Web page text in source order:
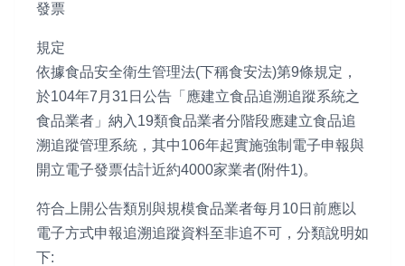
發票
規定
依據食品安全衛生管理法(下稱食安法)第9條規定，
於104年7月31日公告「應建立食品追溯追蹤系統之
食品業者」納入19類食品業者分階段應建立食品追
溯追蹤管理系統，其中106年起實施強制電子申報與
開立電子發票估計近約4000家業者(附件1)。
符合上開公告類別與規模食品業者每月10日前應以
電子方式申報追溯追蹤資料至非追不可，分類說明如
下: